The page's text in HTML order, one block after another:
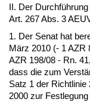
II. Der
Art. 267 Abs. 3
1. Der Se­nat hat
März 2010 (- 1 AZR
AZR 198/08 - Rn.
dass die zum
Satz 1 der
2000 zur